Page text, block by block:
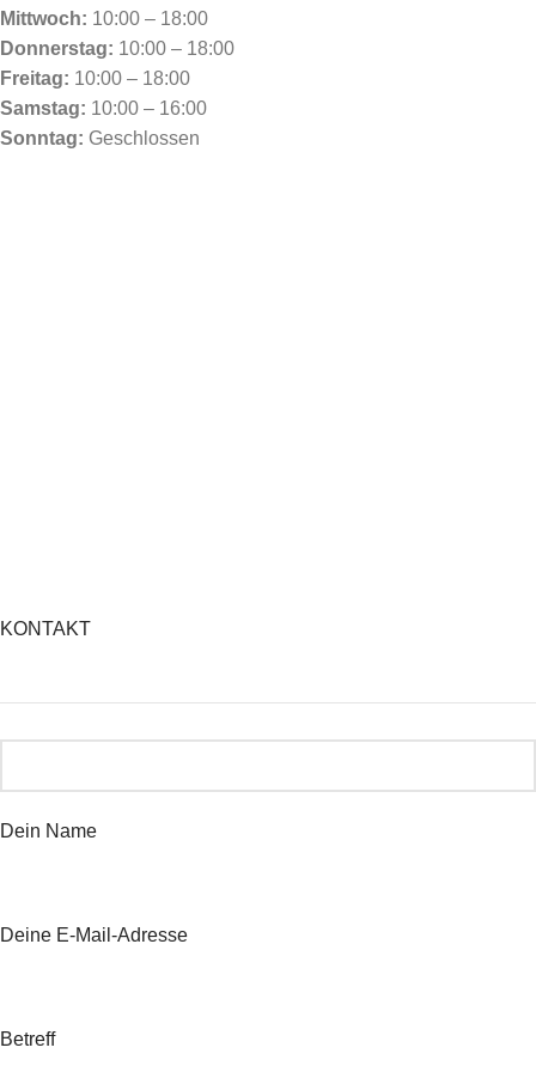
Mittwoch: 10:00 – 18:00
Donnerstag: 10:00 – 18:00
Freitag: 10:00 – 18:00
Samstag: 10:00 – 16:00
Sonntag: Geschlossen
KONTAKT
Dein Name
Deine E-Mail-Adresse
Betreff